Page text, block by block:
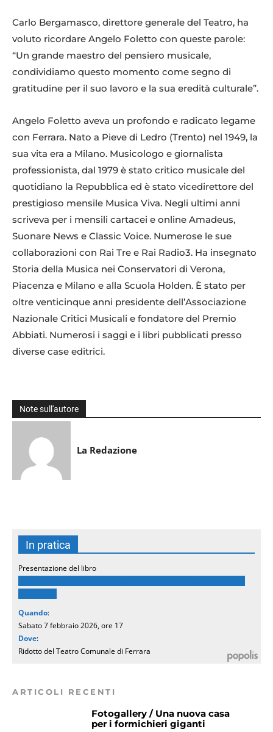
Carlo Bergamasco, direttore generale del Teatro, ha
voluto ricordare Angelo Foletto con queste parole:
“Un grande maestro del pensiero musicale,
condividiamo questo momento come segno di
gratitudine per il suo lavoro e la sua eredità culturale”.
Angelo Foletto aveva un profondo e radicato legame
con Ferrara. Nato a Pieve di Ledro (Trento) nel 1949, la
sua vita era a Milano. Musicologo e giornalista
professionista, dal 1979 è stato critico musicale del
quotidiano la Repubblica ed è stato vicedirettore del
prestigioso mensile Musica Viva. Negli ultimi anni
scriveva per i mensili cartacei e online Amadeus,
Suonare News e Classic Voice. Numerose le sue
collaborazioni con Rai Tre e Rai Radio3. Ha insegnato
Storia della Musica nei Conservatori di Verona,
Piacenza e Milano e alla Scuola Holden. È stato per
oltre venticinque anni presidente dell’Associazione
Nazionale Critici Musicali e fondatore del Premio
Abbiati. Numerosi i saggi e i libri pubblicati presso
diverse case editrici.
Note sull'autore
La Redazione
In pratica
Presentazione del libro
Quando:
Sabato 7 febbraio 2026, ore 17
Dove:
Ridotto del Teatro Comunale di Ferrara
ARTICOLI RECENTI
Fotogallery / Una nuova casa
per i formichieri giganti